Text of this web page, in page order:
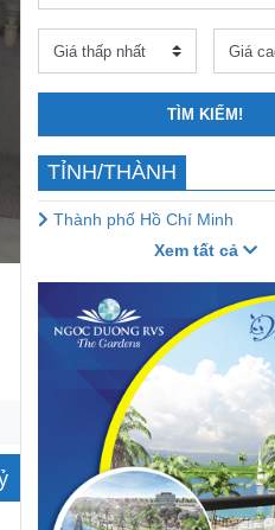
TÌM KIẾM!
TỈNH/THÀNH
Thành phố Hồ Chí Minh
Xem tất cả